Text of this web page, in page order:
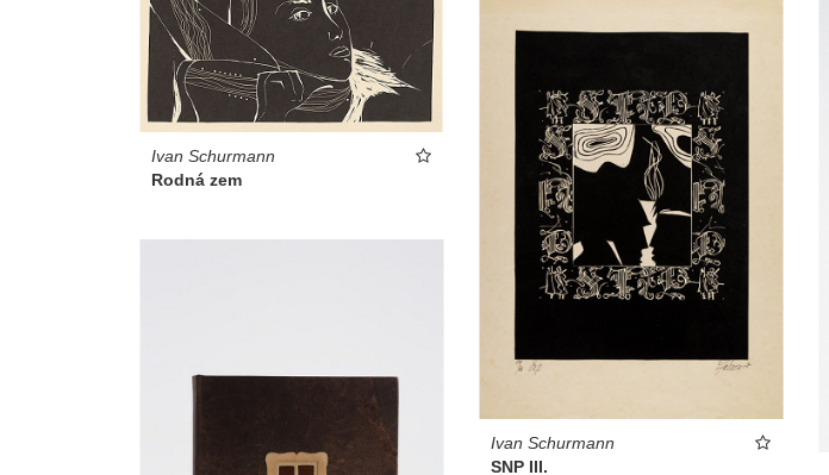
Ivan Schurmann
Rodná zem
Ivan Schurmann
SNP III.